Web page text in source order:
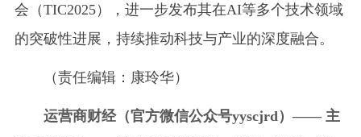
会（TIC2025），进一步发布其在AI等多个技术领域
的突破性进展，持续推动科技与产业的深度融合。
（责任编辑：康玲华）
运营商财经（官方微信公众号yyscjrd）—— 主